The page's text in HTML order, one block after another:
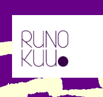
sisältöön